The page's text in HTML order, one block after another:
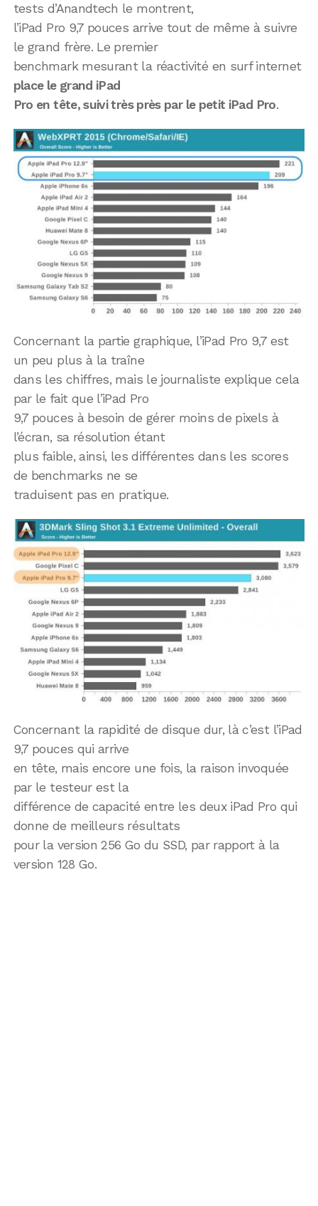
tests d’Anandtech le montrent,
l’iPad Pro 9,7 pouces arrive tout de même à suivre
le grand frère. Le premier
benchmark mesurant la réactivité en surf internet
place le grand iPad
Pro en tête, suivi très près par le petit iPad Pro.
Concernant la partie graphique, l’iPad Pro 9,7 est
un peu plus à la traîne
dans les chiffres, mais le journaliste explique cela
par le fait que l’iPad Pro
9,7 pouces à besoin de gérer moins de pixels à
l’écran, sa résolution étant
plus faible, ainsi, les différentes dans les scores
de benchmarks ne se
traduisent pas en pratique.
Concernant la rapidité de disque dur, là c’est l’iPad
9,7 pouces qui arrive
en tête, mais encore une fois, la raison invoquée
par le testeur est la
différence de capacité entre les deux iPad Pro qui
donne de meilleurs résultats
pour la version 256 Go du SSD, par rapport à la
version 128 Go.